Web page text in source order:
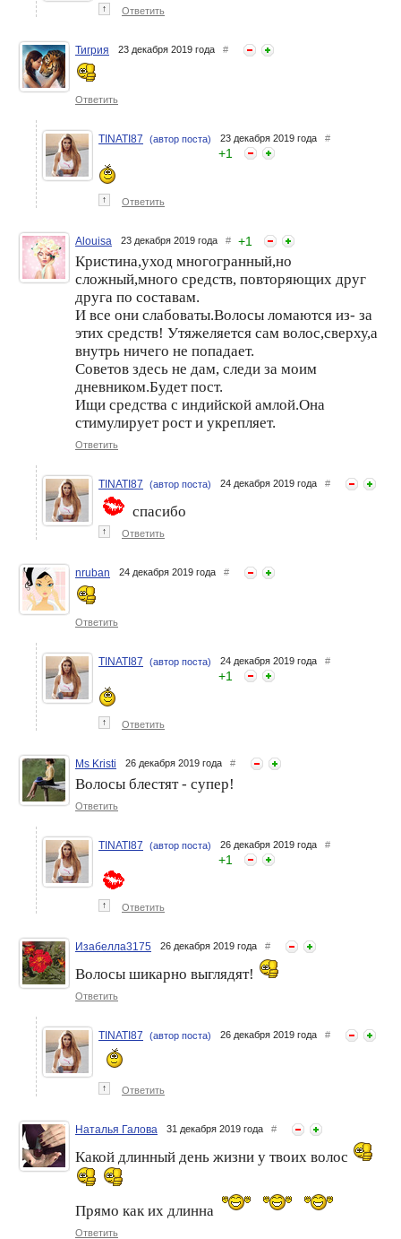
↑ Ответить
Тигрия 23 декабря 2019 года #
Ответить
TINATI87 (автор поста) 23 декабря 2019 года #
+1
↑ Ответить
Alouisa 23 декабря 2019 года # +1
Кристина,уход многогранный,но
сложный,много средств, повторяющих друг
друга по составам.
И все они слабоваты.Волосы ломаются из- за
этих средств! Утяжеляется сам волос,сверху,а
внутрь ничего не попадает.
Советов здесь не дам, следи за моим
дневником.Будет пост.
Ищи средства с индийской амлой.Она
стимулирует рост и укрепляет.
Ответить
TINATI87 (автор поста) 24 декабря 2019 года #
спасибо
↑ Ответить
nruban 24 декабря 2019 года #
Ответить
TINATI87 (автор поста) 24 декабря 2019 года #
+1
↑ Ответить
Ms Kristi 26 декабря 2019 года #
Волосы блестят - супер!
Ответить
TINATI87 (автор поста) 26 декабря 2019 года #
+1
↑ Ответить
Изабелла3175 26 декабря 2019 года #
Волосы шикарно выглядят!
Ответить
TINATI87 (автор поста) 26 декабря 2019 года #
↑ Ответить
Наталья Галова 31 декабря 2019 года #
Какой длинный день жизни у твоих волос
Прямо как их длинна
Ответить